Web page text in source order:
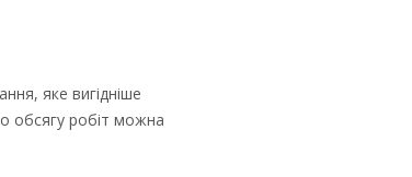
яке вигідніше
обсягу робіт можна